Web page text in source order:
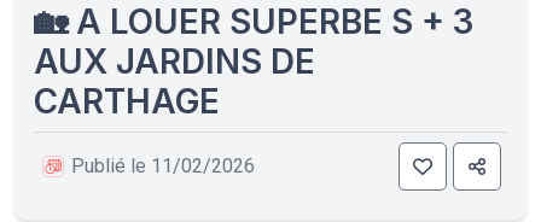
🏡 A LOUER SUPERBE S + 3
AUX JARDINS DE
CARTHAGE
Publié le 11/02/2026